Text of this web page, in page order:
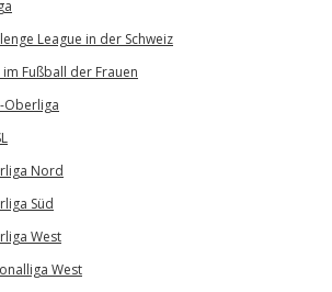
League in der Schweiz
Fußball der Frauen
Oberliga
Nord
Süd
West
West